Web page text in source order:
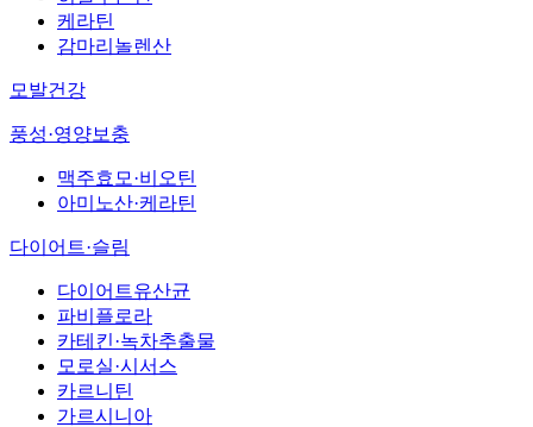
케라틴
감마리놀렌산
모발건강
풍성·영양보충
맥주효모·비오틴
아미노산·케라틴
다이어트·슬림
다이어트유산균
파비플로라
카테킨·녹차추출물
모로실·시서스
카르니틴
가르시니아